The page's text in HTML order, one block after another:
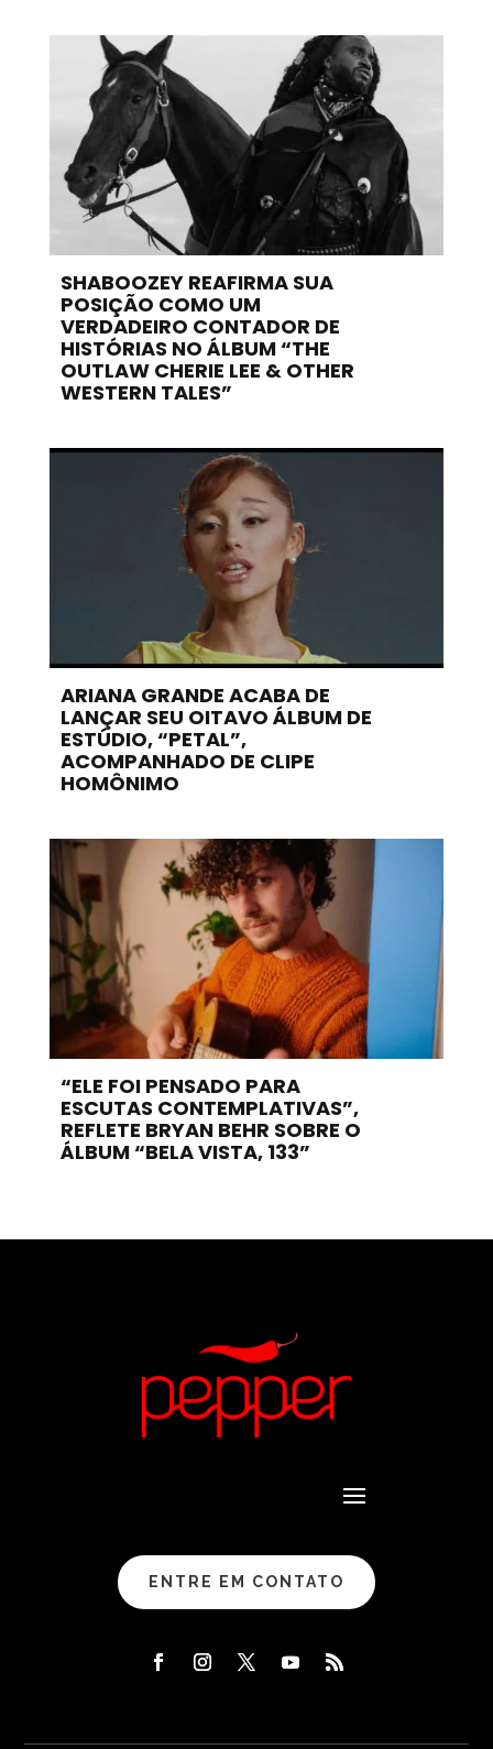
SHABOOZEY REAFIRMA SUA
POSIÇÃO COMO UM
VERDADEIRO CONTADOR DE
HISTÓRIAS NO ÁLBUM “THE
OUTLAW CHERIE LEE & OTHER
WESTERN TALES”
ARIANA GRANDE ACABA DE
LANÇAR SEU OITAVO ÁLBUM DE
ESTÚDIO, “PETAL”,
ACOMPANHADO DE CLIPE
HOMÔNIMO
“ELE FOI PENSADO PARA
ESCUTAS CONTEMPLATIVAS”,
REFLETE BRYAN BEHR SOBRE O
ÁLBUM “BELA VISTA, 133”
ENTRE EM CONTATO